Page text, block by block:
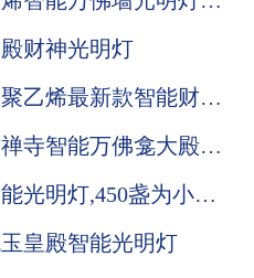
财神光明灯
乙烯最新款智能财神
寺智能万佛龛大殿施
光明灯,450盏为小宫
皇殿智能光明灯